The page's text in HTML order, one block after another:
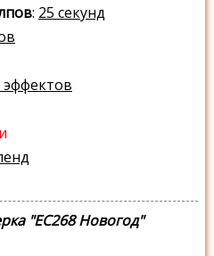
: 25 секунд
эффектов
"ЕС268 Новогод"